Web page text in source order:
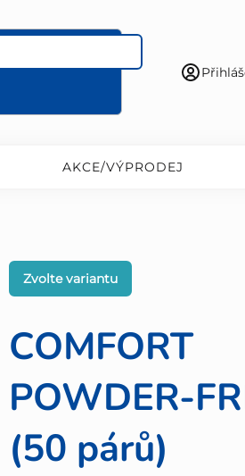
AKCE/VÝPRODEJ
COMFORT
POWDER-
(50 párů)
Zvolte variantu